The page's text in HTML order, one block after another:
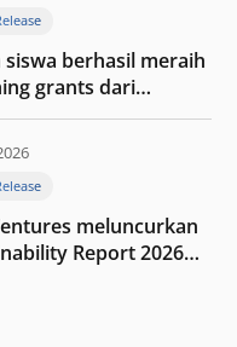
siswa berhasil meraih
grants dari
My First $1000
meluncurkan
Report 2026
kedisiplinan”